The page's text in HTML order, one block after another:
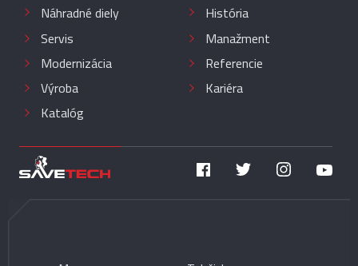
Náhradné diely
Servis
Modernizácia
Výroba
Katalóg
História
Manažment
Referencie
Kariéra